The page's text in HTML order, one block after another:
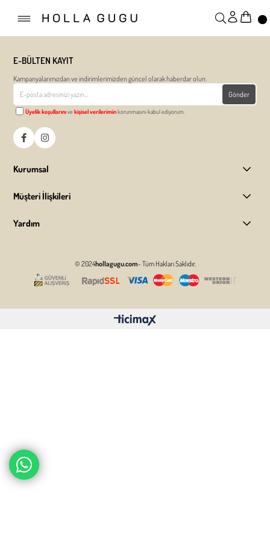
E-BÜLTEN KAYIT
Kampanyalarımızdan ve indirimlerimizden güncel olarak haberdar olun.
Gönder
Üyelik koşullarınıvekişisel verileriminkorunmasını kabul ediyorum.
Kurumsal
Müşteri İlişkileri
Yardım
© 2024hollagugu.com- Tüm Hakları Saklıdır.